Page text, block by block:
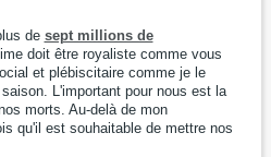
de sept millions de
doit être royaliste comme vous
et plébiscitaire comme je le
L'important pour nous est la
morts. Au-delà de mon
qu'il est souhaitable de mettre nos